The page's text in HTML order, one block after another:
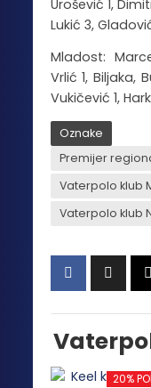
Urošević 1,
Lukić 3,
Mladost:
Vrlić 1, Biljaka,
Vukičević 1,
Oznake
Premijer
Vaterpolo klub
Vaterpolo klub
20%